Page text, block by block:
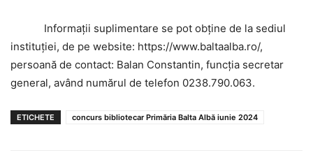
Informații suplimentare se pot obține de la sediul
instituției, de pe website: https://www.baltaalba.ro/,
persoană de contact: Balan Constantin, funcția secretar
general, având numărul de telefon 0238.790.063.
ETICHETE concurs bibliotecar Primăria Balta Albă iunie 2024